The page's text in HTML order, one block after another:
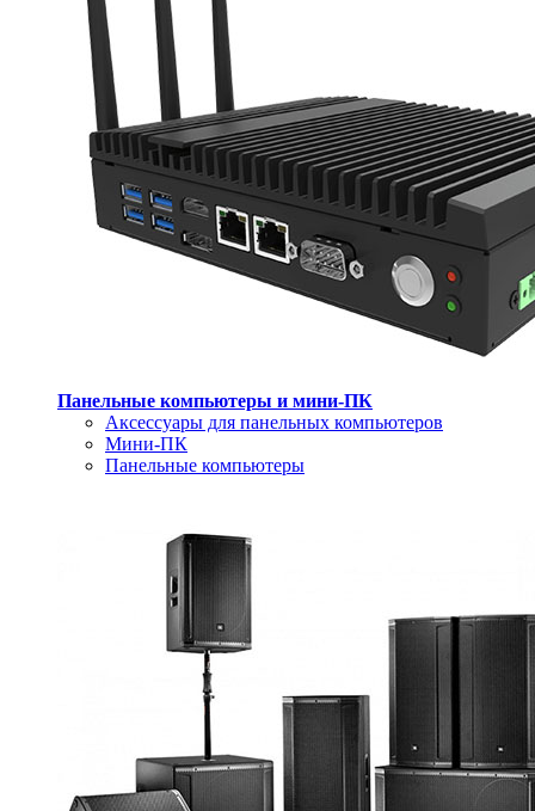
Панельные компьютеры и мини-ПК
Аксессуары для панельных компьютеров
Мини-ПК
Панельные компьютеры